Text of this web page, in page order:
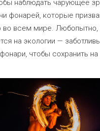
наблюдать чарующее
фонарей, которые
во всем мире. Любопытно,
на экологии —
чтобы сохранить